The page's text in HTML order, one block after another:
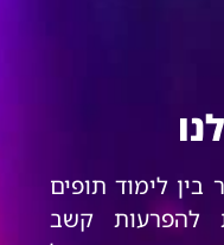
לימוד תופים
להפרעות קשב